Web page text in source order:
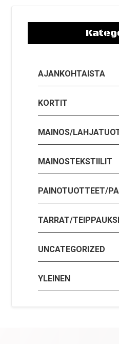
AJANKOHTAISTA
KORTIT
MAINOS/
MAINOSTEKSTIILIT
PAINOTUOTTEET/
TARRAT/
UNCATEGORIZED
YLEINEN